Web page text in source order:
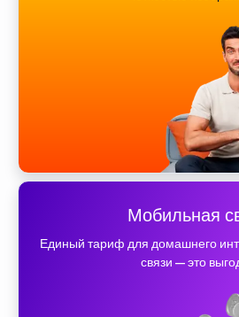
Мобильная
Единый тариф для домашнего
связи — это